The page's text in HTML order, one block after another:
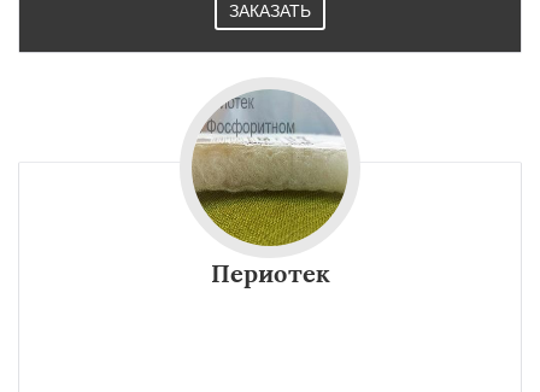
ЗАКАЗАТЬ
Периотек